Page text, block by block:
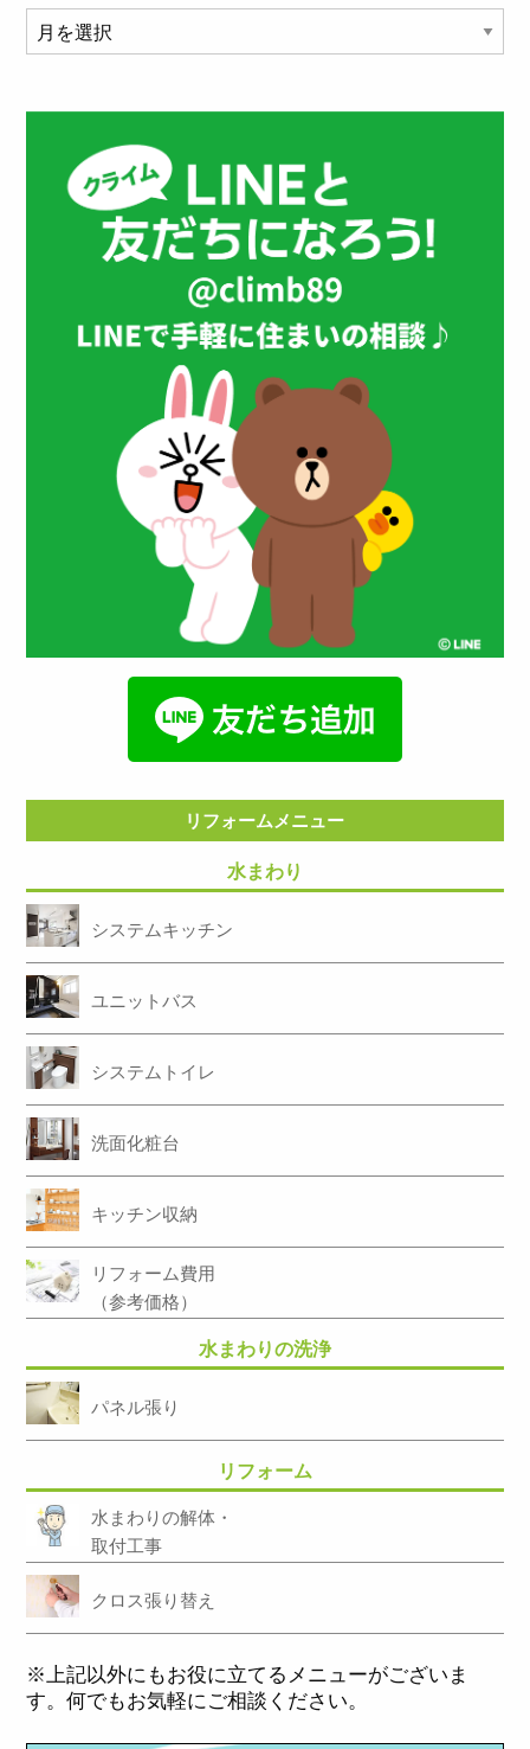
ー
イ
リフォームメニュー
水まわり
システムキッチン
ユニットバス
システムトイレ
洗面化粧台
キッチン収納
リフォーム費用
（参考価格）
水まわりの洗浄
パネル張り
リフォーム
水まわりの解体・
取付工事
クロス張り替え
※上記以外にもお役に立てるメニューがございま
す。何でもお気軽にご相談ください。